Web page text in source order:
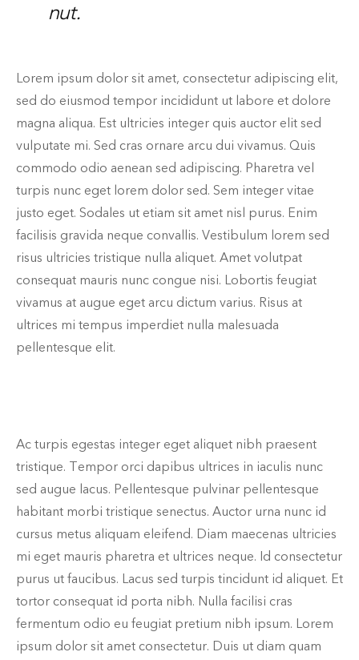
nut.
Lorem ipsum dolor sit amet, consectetur adipiscing elit,
sed do eiusmod tempor incididunt ut labore et dolore
magna aliqua. Est ultricies integer quis auctor elit sed
vulputate mi. Sed cras ornare arcu dui vivamus. Quis
commodo odio aenean sed adipiscing. Pharetra vel
turpis nunc eget lorem dolor sed. Sem integer vitae
justo eget. Sodales ut etiam sit amet nisl purus. Enim
facilisis gravida neque convallis. Vestibulum lorem sed
risus ultricies tristique nulla aliquet. Amet volutpat
consequat mauris nunc congue nisi. Lobortis feugiat
vivamus at augue eget arcu dictum varius. Risus at
ultrices mi tempus imperdiet nulla malesuada
pellentesque elit.
Ac turpis egestas integer eget aliquet nibh praesent
tristique. Tempor orci dapibus ultrices in iaculis nunc
sed augue lacus. Pellentesque pulvinar pellentesque
habitant morbi tristique senectus. Auctor urna nunc id
cursus metus aliquam eleifend. Diam maecenas ultricies
mi eget mauris pharetra et ultrices neque. Id consectetur
purus ut faucibus. Lacus sed turpis tincidunt id aliquet. Et
tortor consequat id porta nibh. Nulla facilisi cras
fermentum odio eu feugiat pretium nibh ipsum. Lorem
ipsum dolor sit amet consectetur. Duis ut diam quam